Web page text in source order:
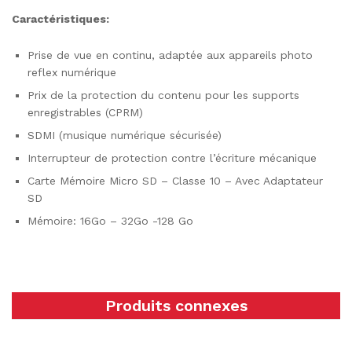
Caractéristiques:
Prise de vue en continu, adaptée aux appareils photo
reflex numérique
Prix ​​de la protection du contenu pour les supports
enregistrables (CPRM)
SDMI (musique numérique sécurisée)
Interrupteur de protection contre l’écriture mécanique
Carte Mémoire Micro SD – Classe 10 – Avec Adaptateur
SD
Mémoire: 16Go – 32Go -128 Go
Produits connexes